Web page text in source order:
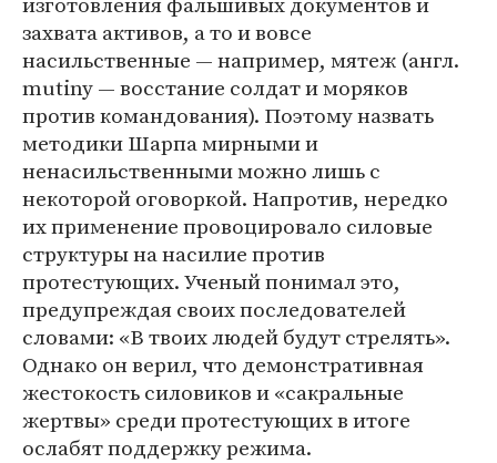
захвата активов, а то и вовсе
насильственные — например, мятеж (англ.
mutiny — восстание солдат и моряков
против командования). Поэтому назвать
методики Шарпа мирными и
ненасильственными можно лишь с
некоторой оговоркой. Напротив, нередко
их применение провоцировало силовые
структуры на насилие против
протестующих. Ученый понимал это,
предупреждая своих последователей
словами: «В твоих людей будут стрелять».
Однако он верил, что демонстративная
жестокость силовиков и «сакральные
жертвы» среди протестующих в итоге
ослабят поддержку режима.